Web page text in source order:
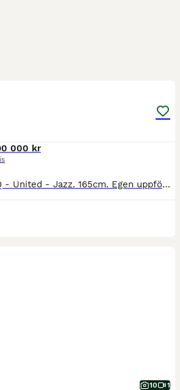
000 kr
F-20 e. Clever Hill Q - United - Jazz. 165cm. Egen uppfödning, ingen skadehistorik. Är van med box, lösdrift eller stor flock. Visad på unghästtest med diplompoäng. Inriden som 4åring. Grundutbildad häst med mycket gång och fin mekanik, finns mycket att utveckla över tid. Ganska pigg och framåt. Vi röntgade (ben) honom som 4åring, utan anmärkning. Regelbundet kollad i mu
10 1